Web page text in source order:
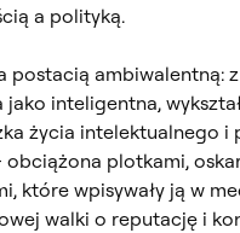
a polityką.
postacią ambiwalentną:
jako inteligentna,
życia intelektualnego i
obciążona plotkami,
które wpisywały ją w
walki o reputację i